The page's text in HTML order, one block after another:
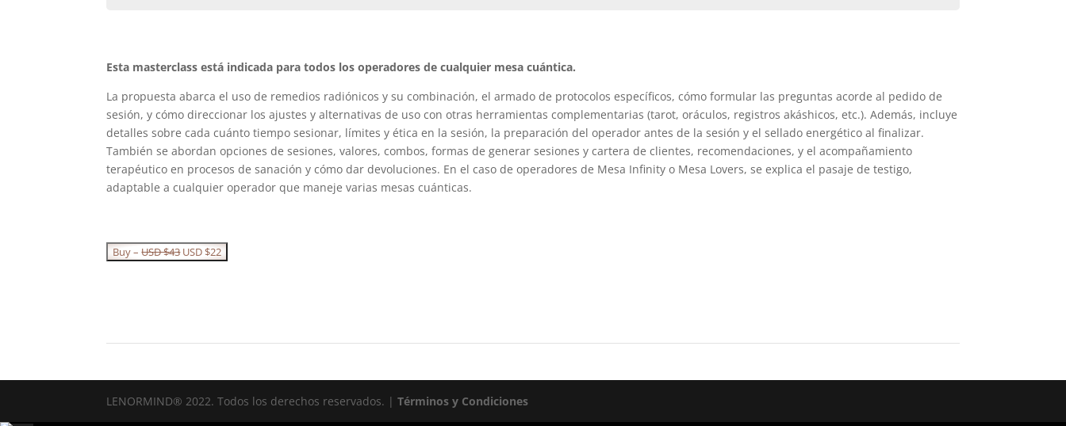
Esta masterclass está indicada para todos los operadores de cualquier mesa cuántica.
La propuesta abarca el uso de remedios radiónicos y su combinación, el armado de protocolos específicos, cómo formular las preguntas acorde al pedido de
sesión, y cómo direccionar los ajustes y alternativas de uso con otras herramientas complementarias (tarot, oráculos, registros akáshicos, etc.). Además, incluye
detalles sobre cada cuánto tiempo sesionar, límites y ética en la sesión, la preparación del operador antes de la sesión y el sellado energético al finalizar.
También se abordan opciones de sesiones, valores, combos, formas de generar sesiones y cartera de clientes, recomendaciones, y el acompañamiento
terapéutico en procesos de sanación y cómo dar devoluciones. En el caso de operadores de Mesa Infinity o Mesa Lovers, se explica el pasaje de testigo,
adaptable a cualquier operador que maneje varias mesas cuánticas.
Buy –USD $43El
precio
USD $22El
precio
LENORMIND®️ 2022. Todos los derechos reservados. |Términos y Condiciones